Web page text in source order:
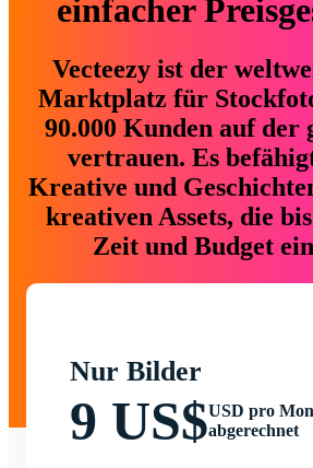
einfacher
Vecteezy ist der
Marktplatz für
90.000 Kunden auf der
vertrauen. Es
Kreative und
kreativen Assets, die
Zeit und Budget
Nur Bilder
9 US$USD pro
abgerechnet